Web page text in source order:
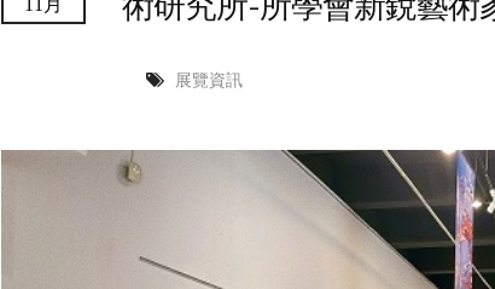
11月
展覽資訊